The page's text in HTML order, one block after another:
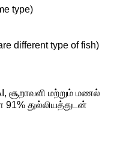
type)
different type of fish)
சூறாவளி மற்றும் மணல்
91% துல்லியத்துடன்